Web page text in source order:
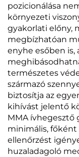
pozicionálása
környezeti
gyakorlati előny,
megbízhatóan
enyhe esőben is,
természetes
származó
biztosítja az
kihívást jelentő
MMA ívhegesztő
minimális, főként
ellenőrzést
huzaladagoló